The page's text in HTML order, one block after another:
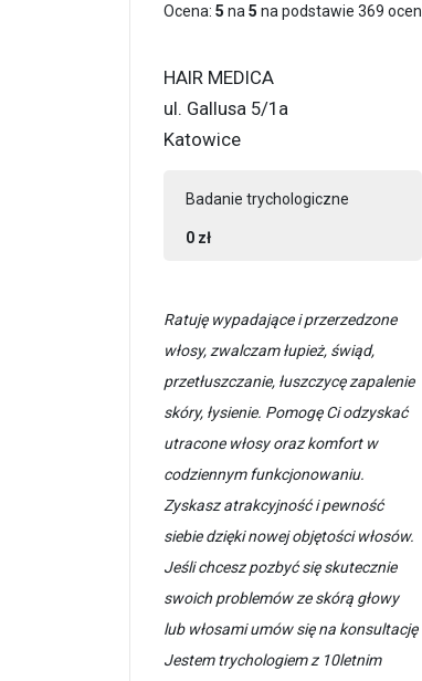
Ocena: 5 na 5 na podstawie 369 ocen
HAIR MEDICA
ul. Gallusa 5/1a
Katowice
Badanie trychologiczne
0 zł
Ratuję wypadające i przerzedzone
włosy, zwalczam łupież, świąd,
przetłuszczanie, łuszczycę zapalenie
skóry, łysienie. Pomogę Ci odzyskać
utracone włosy oraz komfort w
codziennym funkcjonowaniu.
Zyskasz atrakcyjność i pewność
siebie dzięki nowej objętości włosów.
Jeśli chcesz pozbyć się skutecznie
swoich problemów ze skórą głowy
lub włosami umów się na konsultację
Jestem trychologiem z 10letnim